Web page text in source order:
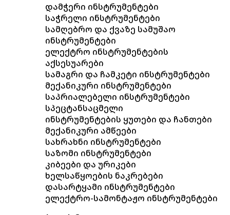
დამჭერი ინსტრუმენტები
საჭრელი ინსტრუმენტები
სამღებრო და ქვაზე სამუშაო
ინსტრუმენტები
ელექტრო ინსტრუმენტების
აქსესუარები
სამაგრი და ჩამკეტი ინსტრუმენტები
მექანიკური ინსტრუმენტები
საპრიალებელი ინსტრუმენტები
სპეცტანსაცმელი
ინსტრუმენტების ყუთები და ჩანთები
მექანიკური ამწეები
სახრახნი ინსტრუმენტები
საზომი ინსტრუმენტები
კიბეები და ურიკები
ხელსაწყოების ნაკრებები
დასარტყამი ინსტრუმენტები
ელექტრო-სამონტაჟო ინსტრუმენტები